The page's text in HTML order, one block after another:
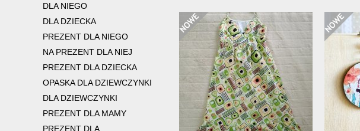
DLA NIEGO
DLA DZIECKA
PREZENT DLA NIEGO
NA PREZENT DLA NIEJ
PREZENT DLA DZIECKA
OPASKA DLA DZIEWCZYNKI
DLA DZIEWCZYNKI
PREZENT DLA MAMY
PREZENT DLA